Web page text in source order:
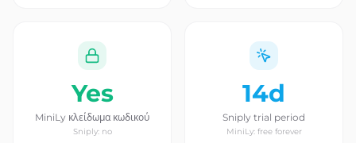
Yes
MiniLy κλείδωμα κωδικού
Sniply: no
14d
Sniply trial period
MiniLy: free forever